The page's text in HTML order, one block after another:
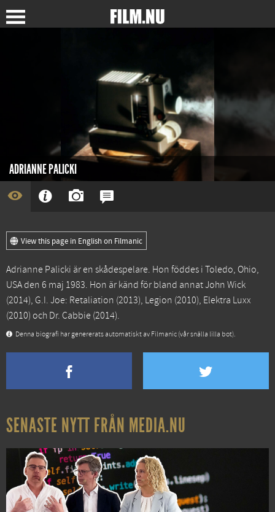
ADRIANNE PALICKI
View this page in English on Filmanic
Adrianne Palicki är en skådespelare. Hon föddes i Toledo, Ohio,
USA den 6 maj 1983. Hon är känd för bland annatJohn Wick
(2014), G.I. Joe: Retaliation (2013), Legion (2010), Elektra Luxx
(2010) och Dr. Cabbie (2014).
Denna biografi har genererats automatiskt av Filmanic (vår snälla lilla bot).
SENASTE NYTT FRÅN MEDIA.NU